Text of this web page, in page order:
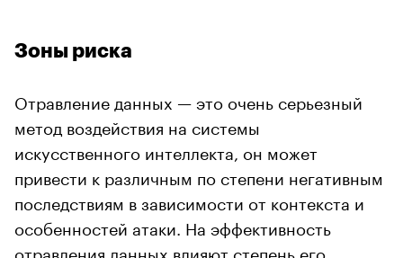
Зоны риска
Отравление данных — это очень серьезный
метод воздействия на системы
искусственного интеллекта, он может
привести к различным по степени негативным
последствиям в зависимости от контекста и
особенностей атаки. На эффективность
отравления данных влияют степень его